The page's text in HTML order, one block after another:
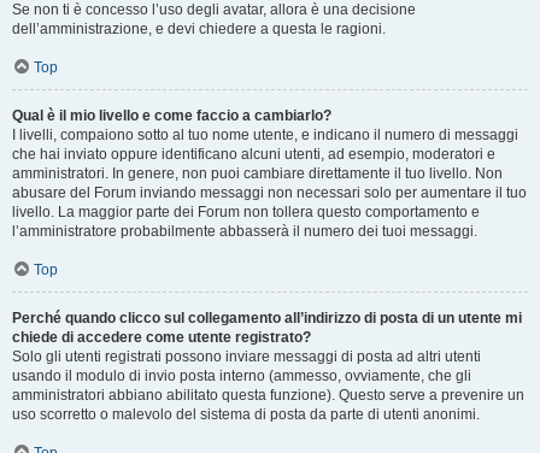
Se non ti è concesso l’uso degli avatar, allora è una decisione
dell’amministrazione, e devi chiedere a questa le ragioni.
Top
Qual è il mio livello e come faccio a cambiarlo?
I livelli, compaiono sotto al tuo nome utente, e indicano il numero di messaggi
che hai inviato oppure identificano alcuni utenti, ad esempio, moderatori e
amministratori. In genere, non puoi cambiare direttamente il tuo livello. Non
abusare del Forum inviando messaggi non necessari solo per aumentare il tuo
livello. La maggior parte dei Forum non tollera questo comportamento e
l’amministratore probabilmente abbasserà il numero dei tuoi messaggi.
Top
Perché quando clicco sul collegamento all’indirizzo di posta di un utente mi
chiede di accedere come utente registrato?
Solo gli utenti registrati possono inviare messaggi di posta ad altri utenti
usando il modulo di invio posta interno (ammesso, ovviamente, che gli
amministratori abbiano abilitato questa funzione). Questo serve a prevenire un
uso scorretto o malevolo del sistema di posta da parte di utenti anonimi.